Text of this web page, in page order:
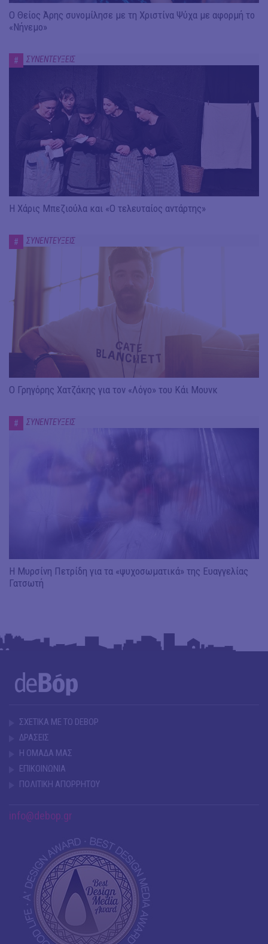
Ο Θείος Άρης συνομίλησε με τη Χριστίνα Ψύχα με αφορμή το
«Νήνεμο»
# ΣΥΝΕΝΤΕΥΞΕΙΣ
Η Χάρις Μπεζιούλα και «Ο τελευταίος αντάρτης»
# ΣΥΝΕΝΤΕΥΞΕΙΣ
Ο Γρηγόρης Χατζάκης για τον «Λόγο» του Κάι Μουνκ
# ΣΥΝΕΝΤΕΥΞΕΙΣ
Η Μυρσίνη Πετρίδη για τα «ψυχοσωματικά» της Ευαγγελίας
Γατσωτή
ΣΧΕΤΙΚΑ ΜΕ ΤΟ DEBOP
ΔΡΑΣΕΙΣ
Η ΟΜΑΔΑ ΜΑΣ
ΕΠΙΚΟΙΝΩΝΙΑ
ΠΟΛΙΤΙΚΗ ΑΠΟΡΡΗΤΟΥ
info@debop.gr